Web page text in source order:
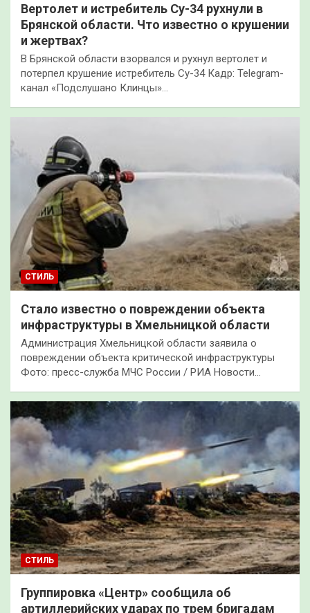
Вертолет и истребитель Су-34 рухнули в
Брянской области. Что известно о крушении
и жертвах?
В Брянской области взорвался и рухнул вертолет и
потерпел крушение истребитель Су-34 Кадр: Telegram-
канал «Подслушано Клинцы»…
СТИЛЬ
Стало известно о повреждении объекта
инфраструктуры в Хмельницкой области
Администрация Хмельницкой области заявила о
повреждении объекта критической инфраструктуры
Фото: пресс-служба МЧС России / РИА Новости…
СТИЛЬ
Группировка «Центр» сообщила об
артиллерийских ударах по трем бригадам